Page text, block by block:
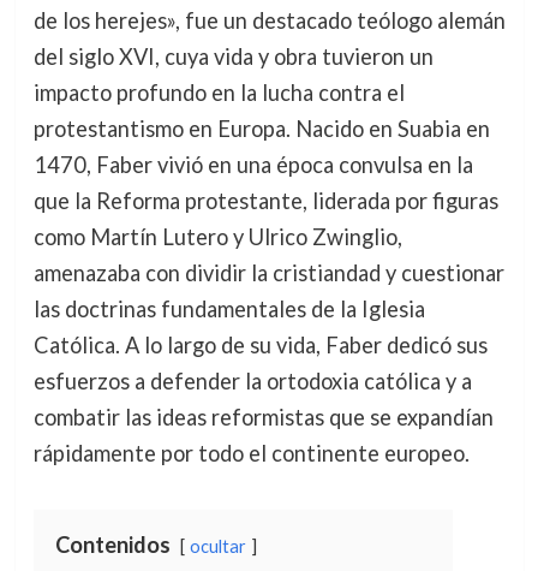
de los herejes», fue un destacado teólogo alemán
del siglo XVI, cuya vida y obra tuvieron un
impacto profundo en la lucha contra el
protestantismo en Europa. Nacido en Suabia en
1470, Faber vivió en una época convulsa en la
que la Reforma protestante, liderada por figuras
como Martín Lutero y Ulrico Zwinglio,
amenazaba con dividir la cristiandad y cuestionar
las doctrinas fundamentales de la Iglesia
Católica. A lo largo de su vida, Faber dedicó sus
esfuerzos a defender la ortodoxia católica y a
combatir las ideas reformistas que se expandían
rápidamente por todo el continente europeo.
Contenidos ocultar